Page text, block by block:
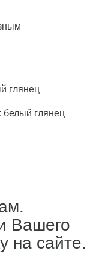
глянец
глянец
Вашего
на сайте.